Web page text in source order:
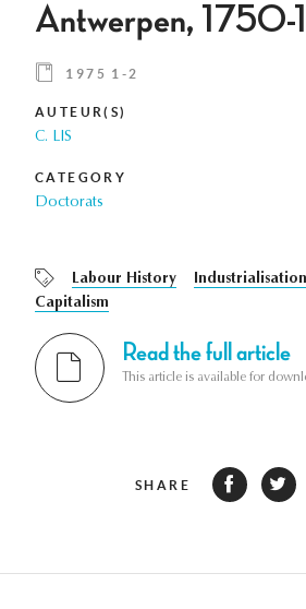
Antwerpen,
1975 1-2
AUTEUR(S)
C. LIS
CATEGORY
Doctorats
Labour History Industrialisation
Capitalism
Read the full article
This article is available for
SHARE